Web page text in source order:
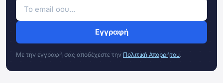
Εγγραφή
Με την εγγραφή σας αποδέχεστε την Πολιτική Απορρήτου.